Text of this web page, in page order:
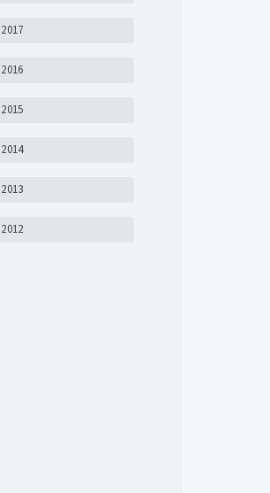
2017
2016
2015
2014
2013
2012